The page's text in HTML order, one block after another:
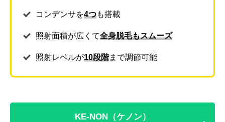
コンデンサを4つも搭載
照射面積が広くて全身脱毛もスムーズ
照射レベルが10段階まで調節可能
KE-NON（ケノン）